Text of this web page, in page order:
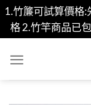
1.竹簾可試算價格
格 2.竹竿商品已
content